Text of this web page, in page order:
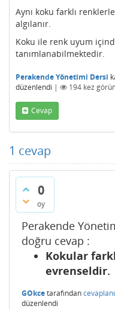
Aynı koku farklı
algılanır.
Koku ile renk uyum
tanımlanabilmektedir.
Perakende Yönetimi Dersi
düzenlendi | 194 kez
Cevap
1 cevap
0
oy
Perakende
doğru cevap :
Kokular
evrenseldir.
GOkcetarafından
düzenlendi